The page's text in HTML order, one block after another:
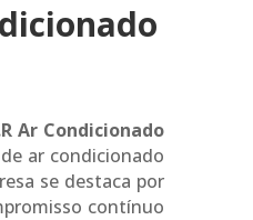
Ar Condicionado
ar condicionado
se destaca por
contínuo